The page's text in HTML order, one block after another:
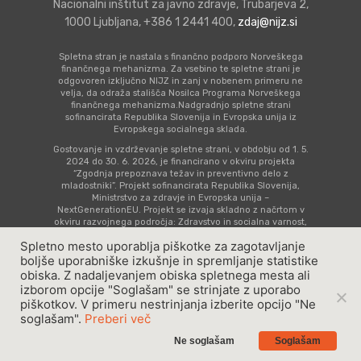
Nacionalni inštitut za javno zdravje, Trubarjeva 2,
1000 Ljubljana, +386 1 2441 400, zdaj@nijz.si
Spletna stran je nastala s finančno podporo Norveškega
finančnega mehanizma. Za vsebino te spletne strani je
odgovoren izključno NIJZ in zanj v nobenem primeru ne
velja, da odraža stališča Nosilca Programa Norveškega
finančnega mehanizma.Nadgradnjo spletne strani
sofinancirata Republika Slovenija in Evropska unija iz
Evropskega socialnega sklada.
Gostovanje in vzdrževanje spletne strani, v obdobju od 1. 5.
2024 do 30. 6. 2026, je financirano v okviru projekta
“Zgodnja prepoznava težav in preventivno delo z
mladostniki”. Projekt sofinancirata Republika Slovenija,
Ministrstvo za zdravje in Evropska unija –
NextGenerationEU. Projekt se izvaja skladno z načrtom v
okviru razvojnega področja: Zdravstvo in socialna varnost,
kompetenc kadrov v zdravstvu za zagotavljanje kakovosti
oskrbe.
Pravno obvestilo|Piškotki| Produkcija:Idearna
Copyright © 2023 - ZDAJ, Vse pravice pridržane
Spletno mesto uporablja piškotke za zagotavljanje
boljše uporabniške izkušnje in spremljanje statistike
obiska. Z nadaljevanjem obiska spletnega mesta ali
izborom opcije "Soglašam" se strinjate z uporabo
piškotkov. V primeru nestrinjanja izberite opcijo "Ne
soglašam". Preberi več
Soglašam
Ne soglašam
Priprava na prihod
Tvegana vedenja
Posebnosti in
nosečnosti
Koraki skozi
Koronavirus
Sodelovalno
Skrb za varnost
Nega in
dojenčkom
Skrb za zdravje
Dojenček in
obremenjujoče
Šolski otrok
s posebnimi
Otrok s statusom
registriranega
Koronavirus
Preventivno
varstvo
Spletna
#tosemjaz
Video vsebine
Vsebine za
starše
Mladostnik s
registriranega
Ostalo
aktivnosti
Seznam
zdravnikov šol
Zbrana
Gradiva v
jeziku Materiale
shqipe